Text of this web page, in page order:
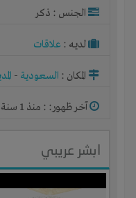
الجنس : ذكر
لديـه : علاقات
المكان : السعودية -
آخر ظهور: : منذ 1 سنة
ابشر عريبي